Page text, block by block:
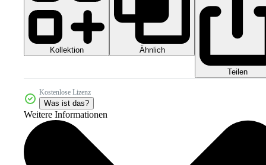
Kollektion Ähnlich
Teilen
Kostenlose Lizenz
Was ist das?
Weitere Informationen